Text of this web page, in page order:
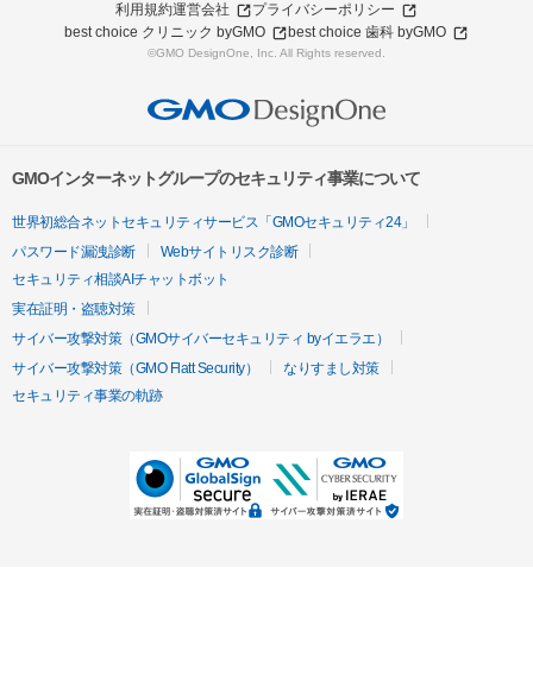
利用規約運営会社
プライバシーポリシー
best choice クリニック byGMO
best choice 歯科 byGMO
©GMO DesignOne, Inc. All Rights reserved.
GMOインターネットグループのセキュリティ事業について
世界初総合ネットセキュリティサービス「GMOセキュリティ24」
パスワード漏洩診断
Webサイトリスク診断
セキュリティ相談AIチャットボット
実在証明・盗聴対策
サイバー攻撃対策（GMOサイバーセキュリティ byイエラエ）
サイバー攻撃対策（GMO Flatt Security）
なりすまし対策
セキュリティ事業の軌跡